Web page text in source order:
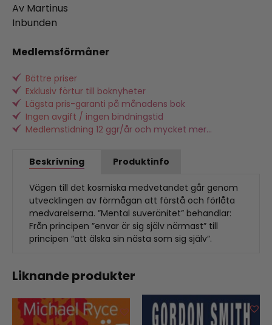
Av Martinus
Inbunden
Medlemsförmåner
Bättre priser
Exklusiv förtur till boknyheter
Lägsta pris-garanti på månadens bok
Ingen avgift / ingen bindningstid
Medlemstidning 12 ggr/år och mycket mer...
Beskrivning Produktinfo
Vägen till det kosmiska medvetandet går genom
utvecklingen av förmågan att förstå och förlåta
medvarelserna. ”Mental suveränitet” behandlar:
Från principen ”envar är sig själv närmast” till
principen ”att älska sin nästa som sig själv”.
Liknande produkter